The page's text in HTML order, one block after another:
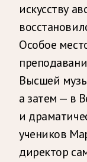
искусству
Особое
Высшей
а затем — в
и
учеников
директор